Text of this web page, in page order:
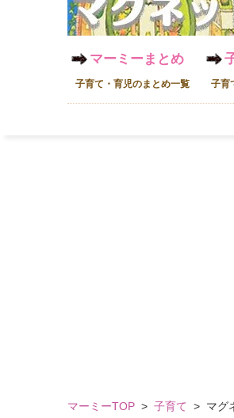
マーミーまとめ
子育て・育児のまとめ一覧 子育
マーミーTOP > 子育て > マグ